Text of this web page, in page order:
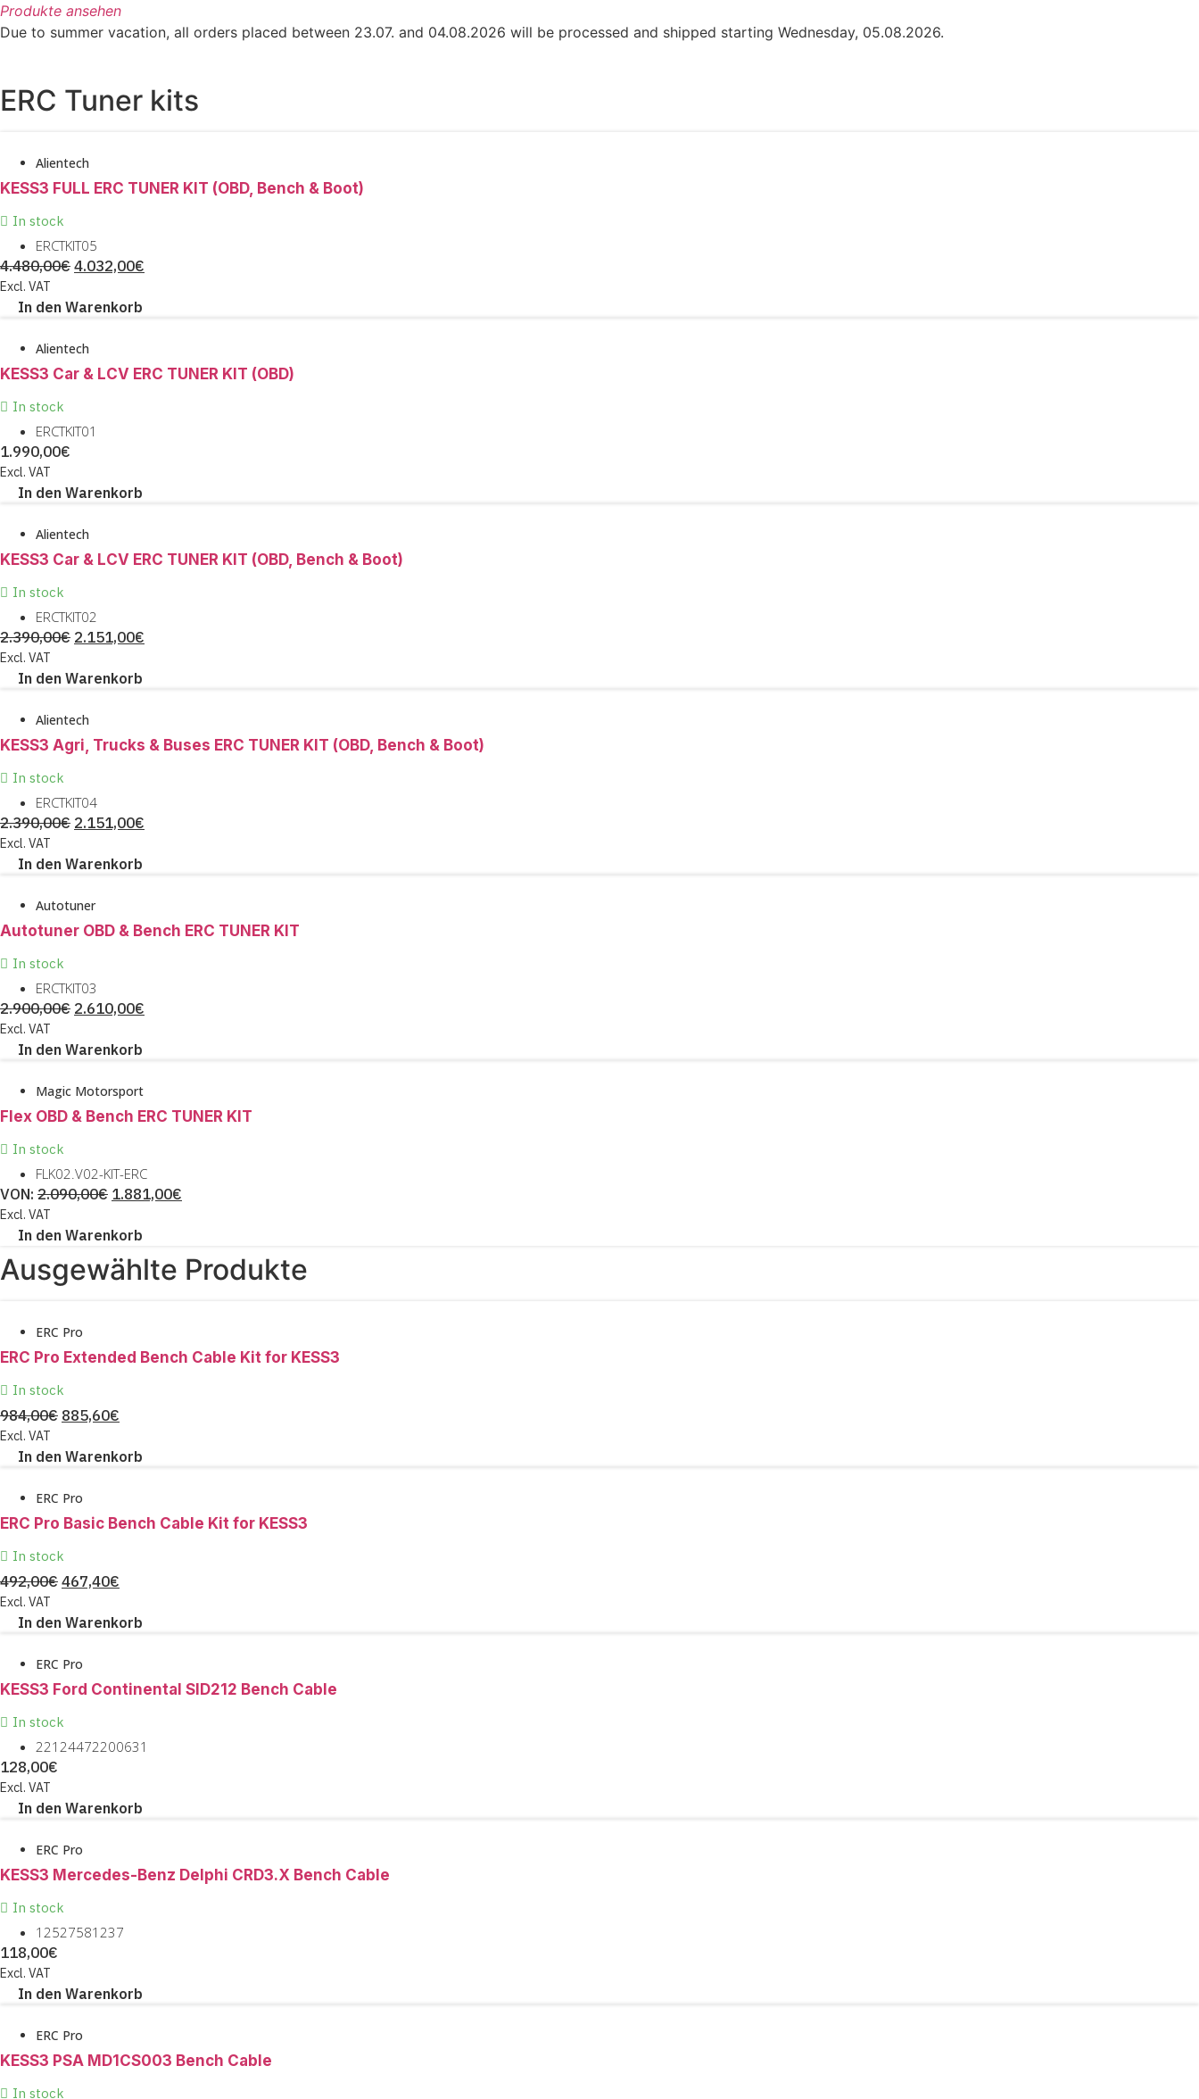
Produkte ansehen
Due to summer vacation, all orders placed between 23.07. and 04.08.2026 will be processed and shipped starting Wednesday, 05.08.2026.
ERC Tuner kits
Alientech
KESS3 FULL ERC TUNER KIT (OBD, Bench & Boot)
In stock
ERCTKIT05
4.480,00€URSPRÜNGLICHER
WAR:
4.032,00€
Excl. VAT
In den Warenkorb
Alientech
KESS3 Car & LCV ERC TUNER KIT (OBD)
In stock
ERCTKIT01
1.990,00€
Excl. VAT
In den Warenkorb
Alientech
KESS3 Car & LCV ERC TUNER KIT (OBD, Bench & Boot)
In stock
ERCTKIT02
2.390,00€ URSPRÜNGLICHER
WAR:
2.151,00€
Excl. VAT
In den Warenkorb
Alientech
KESS3 Agri, Trucks & Buses ERC TUNER KIT (OBD, Bench & Boot)
In stock
ERCTKIT04
2.390,00€ URSPRÜNGLICHER
WAR:
2.151,00€
Excl. VAT
In den Warenkorb
Autotuner
Autotuner OBD & Bench ERC TUNER KIT
In stock
ERCTKIT03
2.900,00€ URSPRÜNGLICHER
WAR:
2.610,00€
Excl. VAT
In den Warenkorb
Magic Motorsport
Flex OBD & Bench ERC TUNER KIT
In stock
FLK02.V02-KIT-ERC
VON: 2.090,00€ URSPRÜNGLICHER
WAR:
2.090,00€
1.881,00€
1.881,00€.
Excl. VAT
In den Warenkorb
Ausgewählte Produkte
ERC Pro
ERC Pro Extended Bench Cable Kit for KESS3
In stock
984,00€ URSPRÜNGLICHER
WAR:
885,60€
IST:
Excl. VAT
In den Warenkorb
ERC Pro
ERC Pro Basic Bench Cable Kit for KESS3
In stock
492,00€URSPRÜNGLICHER
WAR:
467,40€
IST:
Excl. VAT
In den Warenkorb
ERC Pro
KESS3 Ford Continental SID212 Bench Cable
In stock
22124472200631
128,00€
Excl. VAT
In den Warenkorb
ERC Pro
KESS3 Mercedes-Benz Delphi CRD3.X Bench Cable
In stock
12527581237
118,00€
Excl. VAT
In den Warenkorb
ERC Pro
KESS3 PSA MD1CS003 Bench Cable
In stock